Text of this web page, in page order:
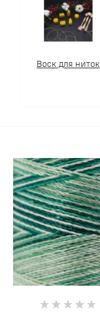
Воск для ниток